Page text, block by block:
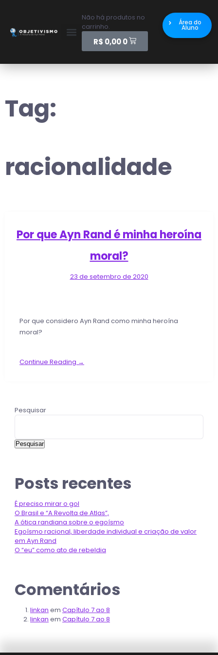
Não há produtos no
carrinho.
R$ 0,00 0
Área do
Aluno
Tag:
racionalidade
Por que Ayn Rand é minha heroína
moral?
23 de setembro de 2020
Por que considero Ayn Rand como minha heroína
moral?
Continue Reading →
Pesquisar
Pesquisar
Posts recentes
É preciso mirar o gol
O Brasil e “A Revolta de Atlas”,
A ótica randiana sobre o egoísmo
Egoísmo racional, liberdade individual e criação de valor
em Ayn Rand
O “eu” como ato de rebeldia
Comentários
linkan em Capítulo 7 ao 8
linkan em Capítulo 7 ao 8